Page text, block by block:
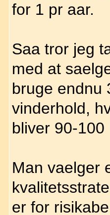
for 1 pr aar.
Saa tror jeg
med at
bruge endnu
vinderhold,
bliver 90-100
Man vaelger
er for